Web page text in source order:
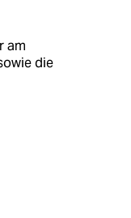
am
die